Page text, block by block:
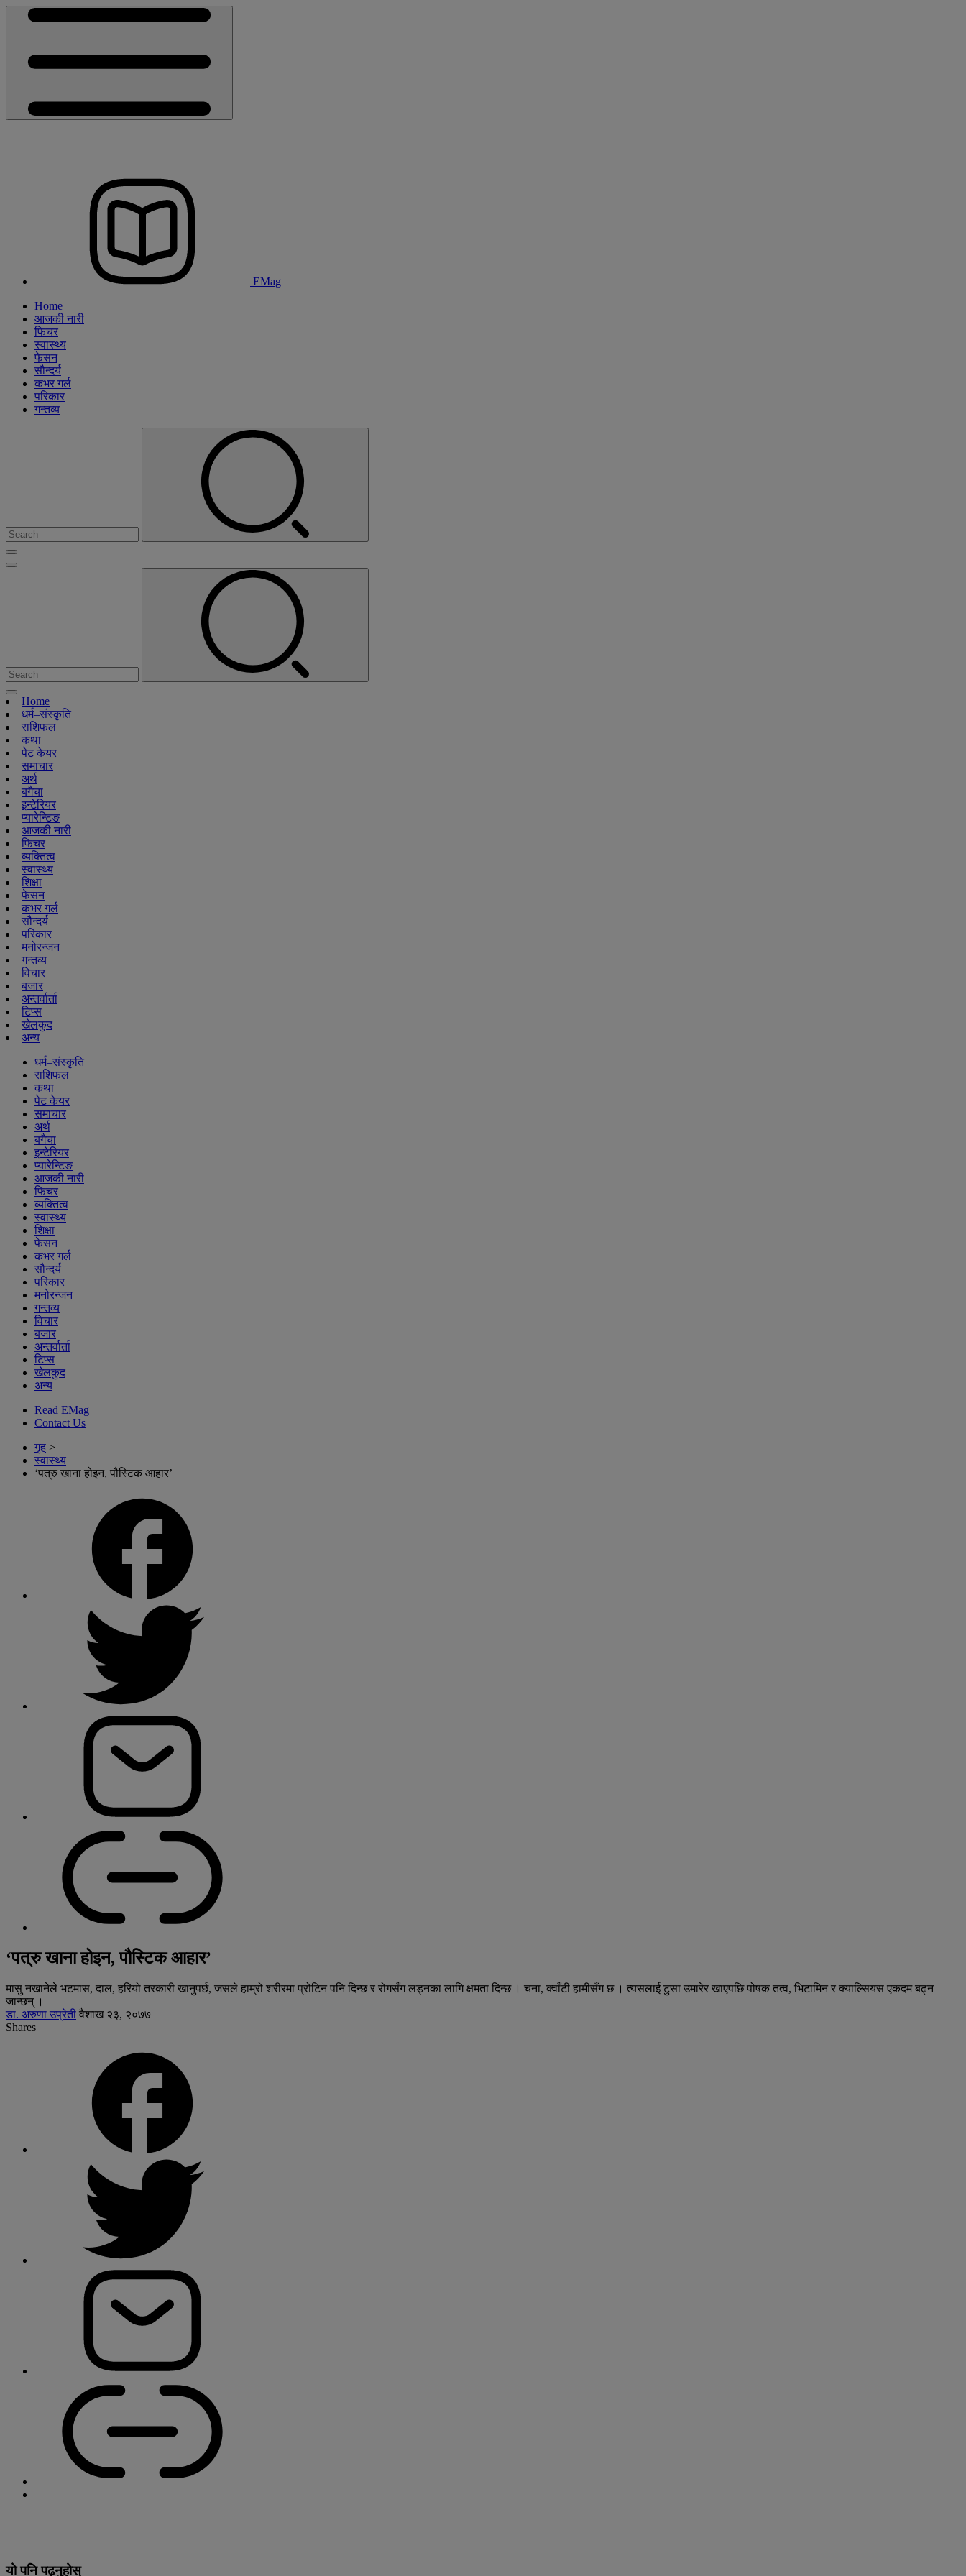
EMag
Home
आजकी नारी
फिचर
स्वास्थ्य
फेसन
सौन्दर्य
कभर गर्ल
परिकार
गन्तव्य
Home
धर्म–संस्कृति
राशिफल
कथा
पेट केयर
समाचार
अर्थ
बगैचा
इन्टेरियर
प्यारेन्टिङ
आजकी नारी
फिचर
व्यक्तित्व
स्वास्थ्य
शिक्षा
फेसन
कभर गर्ल
सौन्दर्य
परिकार
मनोरन्जन
गन्तव्य
विचार
बजार
अन्तर्वार्ता
टिप्स
खेलकुद
अन्य
धर्म–संस्कृति
राशिफल
कथा
पेट केयर
समाचार
अर्थ
बगैचा
इन्टेरियर
प्यारेन्टिङ
आजकी नारी
फिचर
व्यक्तित्व
स्वास्थ्य
शिक्षा
फेसन
कभर गर्ल
सौन्दर्य
परिकार
मनोरन्जन
गन्तव्य
विचार
बजार
अन्तर्वार्ता
टिप्स
खेलकुद
अन्य
Read EMag
Contact Us
गृह >
स्वास्थ्य
‘पत्रु खाना होइन, पौस्टिक आहार’
‘पत्रु खाना होइन, पौस्टिक आहार’
मासु नखानेले भटमास, दाल, हरियो तरकारी खानुपर्छ, जसले हाम्रो शरीरमा प्रोटिन पनि दिन्छ र रोगसँग लड्नका लागि क्षमता दिन्छ । चना, क्वाँटी हामीसँग छ । त्यसलाई टुसा उमारेर खाएपछि पोषक तत्व, भिटामिन र क्याल्सियस एकदम बढ्न
जान्छन् ।
डा. अरुणा उप्रेती वैशाख २३, २०७७
Shares
यो पनि पढ्नुहोस्